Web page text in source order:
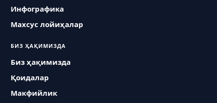
Инфографика
Махсус лойиҳалар
БИЗ ҲАҚИМИЗДА
Биз ҳақимизда
Қоидалар
Макфийлик